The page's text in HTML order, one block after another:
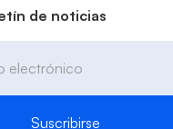
de noticias